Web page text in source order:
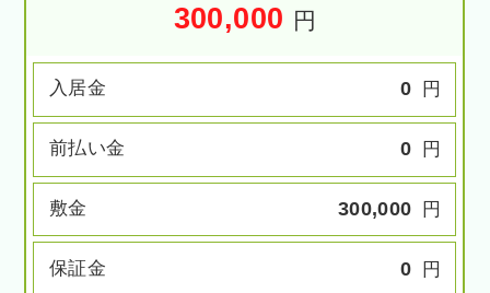
300,000 円
入居金 0 円
前払い金 0 円
敷金 300,000 円
保証金 0 円